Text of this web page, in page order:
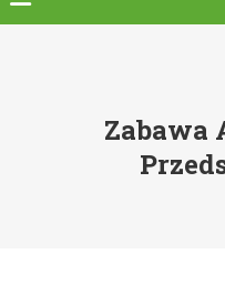
Zabawa